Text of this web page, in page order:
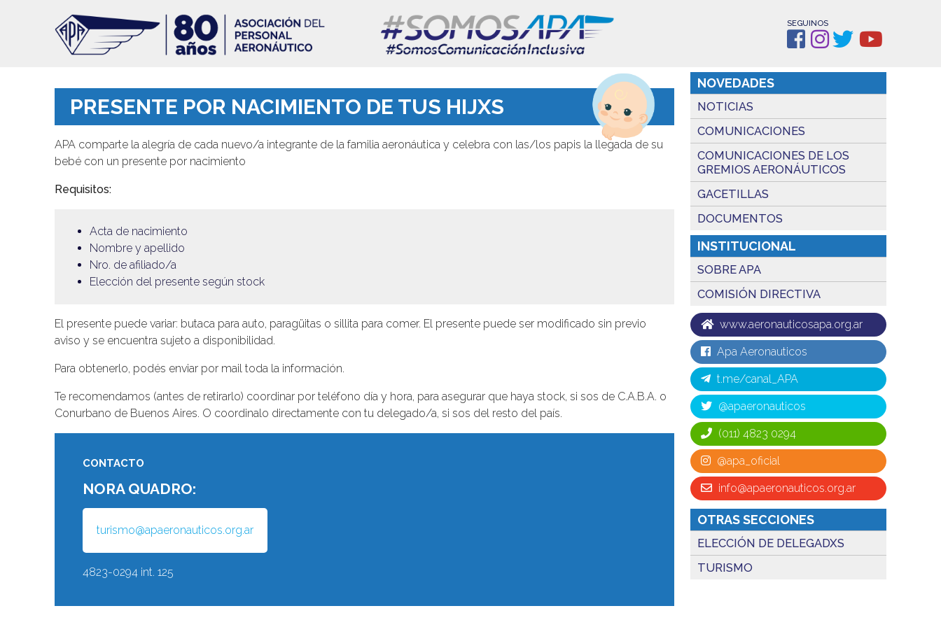
SEGUINOS
PRESENTE POR NACIMIENTO DE TUS HIJXS
APA comparte la alegría de cada nuevo/a integrante de la familia aeronáutica y celebra con las/los papis la llegada de su
bebé con un presente por nacimiento
Requisitos:
Acta de nacimiento
Nombre y apellido
Nro. de afiliado/a
Elección del presente según stock
El presente puede variar: butaca para auto, paragüitas o sillita para comer. El presente puede ser modificado sin previo
aviso y se encuentra sujeto a disponibilidad.
Para obtenerlo, podés enviar por mail toda la información.
Te recomendamos (antes de retirarlo) coordinar por teléfono día y hora, para asegurar que haya stock, si sos de C.A.B.A. o
Conurbano de Buenos Aires. O coordinalo directamente con tu delegado/a, si sos del resto del país.
CONTACTO
NORA QUADRO:
turismo@apaeronauticos.org.ar
4823-0294 int. 125
NOVEDADES
NOTICIAS
COMUNICACIONES
COMUNICACIONES DE LOS
GREMIOS AERONÁUTICOS
GACETILLAS
DOCUMENTOS
INSTITUCIONAL
SOBRE APA
COMISIÓN DIRECTIVA
www.aeronauticosapa.org.ar
Apa Aeronauticos
t.me/canal_APA
@apaeronauticos
(011) 4823 0294
@apa_oficial
info@apaeronauticos.org.ar
OTRAS SECCIONES
ELECCIÓN DE DELEGADXS
TURISMO